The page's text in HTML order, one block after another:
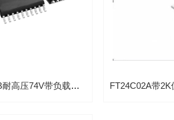
FT92051B耐高压74V带负载检测3-5节串联锂电池保护芯片